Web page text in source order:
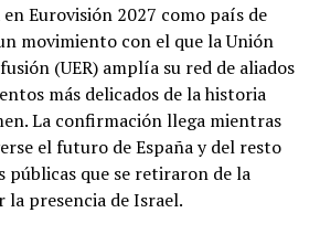
Eurovisión 2027 como país de
movimiento con el que la Unión
(UER) amplía su red de aliados
más delicados de la historia
La confirmación llega mientras
el futuro de España y del resto
públicas que se retiraron de la
la presencia de Israel.